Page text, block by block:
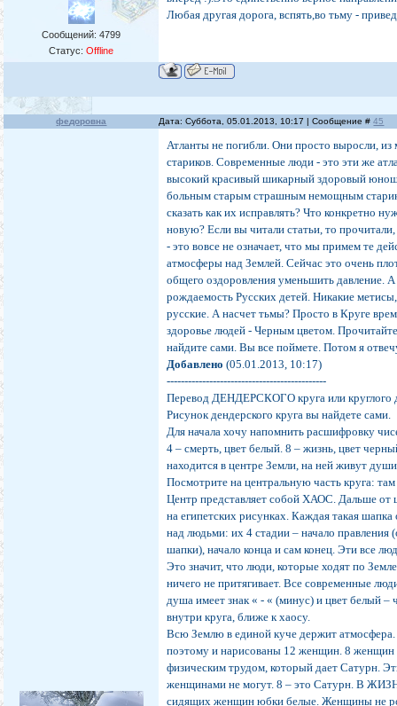
Сообщений:4799
Статус:Offline
Любая другая дорога, вспять,во тьму -
федоровна Дата: Суббота, 05.01.2013, 10:17 | Сообщение #45
Атланты не погибли. Они просто выросли,
стариков. Современные люди - это эти же
высокий красивый шикарный здоровый
больным старым страшным немощным
сказать как их исправлять? Что конкретно
новую? Если вы читали статьи, то
- это вовсе не означает, что мы примем те
атмосферы над Землей. Сейчас это очень
общего оздоровления уменьшить давление.
рождаемость Русских детей. Никакие
русские. А насчет тьмы? Просто в Круге
здоровье людей - Черным цветом.
найдите сами. Вы все поймете. Потом я
Добавлено (05.01.2013, 10:17)
---------------------------------------------
Перевод ДЕНДЕРСКОГО круга или круглого
Рисунок дендерского круга вы найдете сами.
Для начала хочу напомнить расшифровку
4 – смерть, цвет белый. 8 – жизнь, цвет
находится в центре Земли, на ней живут
Посмотрите на центральную часть круга:
Центр представляет собой ХАОС. Дальше от
на египетских рисунках. Каждая такая
над людьми: их 4 стадии – начало правления
шапки), начало конца и сам конец. Эти все
Это значит, что люди, которые ходят по
ничего не притягивает. Все современные
душа имеет знак « - « (минус) и цвет белый
внутри круга, ближе к хаосу.
Всю Землю в единой куче держит
поэтому и нарисованы 12 женщин. 8 женщин
физическим трудом, который дает Сатурн.
женщинами не могут. 8 – это Сатурн. В
сидящих женщин юбки белые. Женщины не